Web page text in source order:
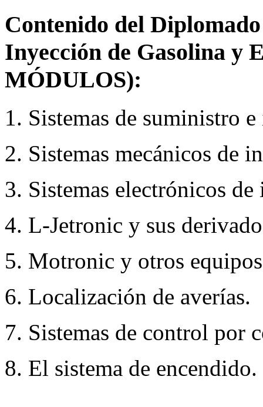
Contenido del
Inyección de Gasolina y
MÓDULOS):
1. Sistemas de suministro
2. Sistemas mecánicos de
3. Sistemas electrónicos
4. L-Jetronic y sus
5. Motronic y otros
6. Localización de averías.
7. Sistemas de control por
8. El sistema de encendido.